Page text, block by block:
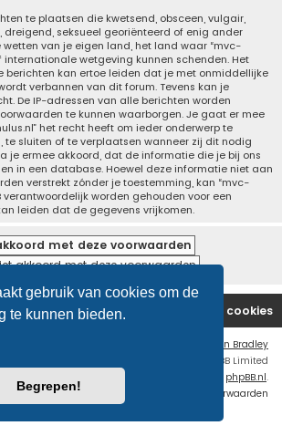
gebruik van cookies om de
te kunnen bieden.
Begrepen!
te plaatsen die kwetsend, obsceen, vulgair,
seksueel georiënteerd of enig ander
van je eigen land, het land waar “mvc-
internationale wetgeving kunnen schenden. Het
berichten kan ertoe leiden dat je met onmiddellijke
verbannen van dit forum. Tevens kan je
De IP-adressen van alle berichten worden
te kunnen waarborgen. Je gaat er mee
het recht heeft om ieder onderwerp te
te sluiten of te verplaatsen wanneer zij dit nodig
je ermee akkoord, dat de informatie die je bij ons
in een database. Hoewel deze informatie niet aan
verstrekt zónder je toestemming, kan “mvc-
verantwoordelijk worden gehouden voor een
leiden dat de gegevens vrijkomen.
Verwijder cookies
Contact
Ian Bradley
® Forum Software © phpBB Limited
phpBB.nl.
Gebruikersvoorwaarden